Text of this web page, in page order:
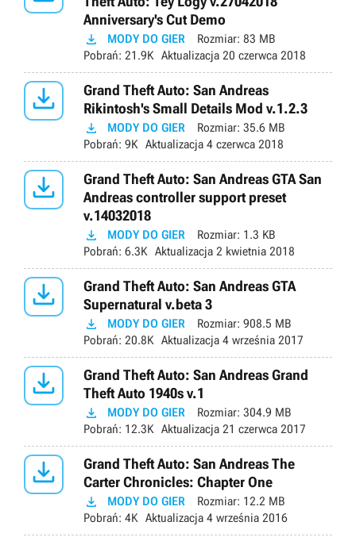
Anniversary's Cut Demo
 MODY DO GIER Rozmiar: 83 MB
Pobrań: 21.9K Aktualizacja 20 czerwca 2018

Grand Theft Auto: San Andreas
Rikintosh's Small Details Mod v.1.2.3
 MODY DO GIER Rozmiar: 35.6 MB
Pobrań: 9K Aktualizacja 4 czerwca 2018

Grand Theft Auto: San Andreas GTA San
Andreas controller support preset
v.14032018
 MODY DO GIER Rozmiar: 1.3 KB
Pobrań: 6.3K Aktualizacja 2 kwietnia 2018

Grand Theft Auto: San Andreas GTA
Supernatural v.beta 3
 MODY DO GIER Rozmiar: 908.5 MB
Pobrań: 20.8K Aktualizacja 4 września 2017

Grand Theft Auto: San Andreas Grand
Theft Auto 1940s v.1
 MODY DO GIER Rozmiar: 304.9 MB
Pobrań: 12.3K Aktualizacja 21 czerwca 2017

Grand Theft Auto: San Andreas The
Carter Chronicles: Chapter One
 MODY DO GIER Rozmiar: 12.2 MB
Pobrań: 4K Aktualizacja 4 września 2016